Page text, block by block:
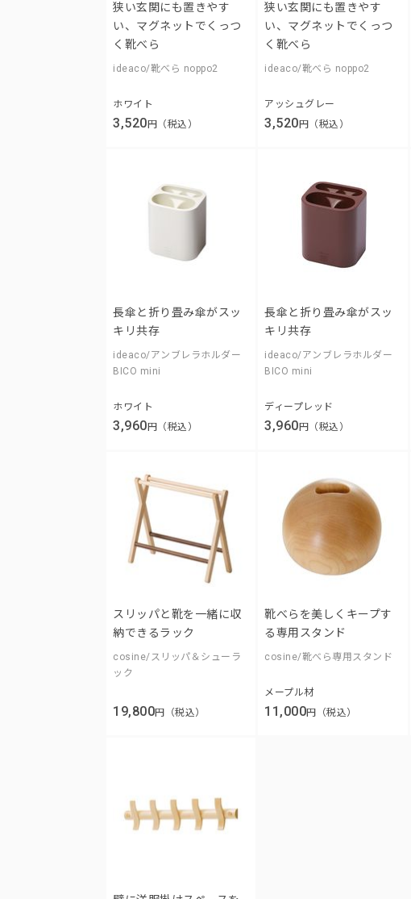
狭い玄関にも置きやす
い、マグネットでくっつ
く靴べら
ideaco/靴べら noppo2
ホワイト
3,520 円（税込）
狭い玄関にも置きやす
い、マグネットでくっつ
く靴べら
ideaco/靴べら noppo2
アッシュグレー
3,520 円（税込）
長傘と折り畳み傘がスッ
キリ共存
ideaco/アンブレラホルダー
BICO mini
ホワイト
3,960円（税込）
長傘と折り畳み傘がスッ
キリ共存
ideaco/アンブレラホルダー
BICO mini
ディープレッド
3,960円（税込）
スリッパと靴を一緒に収
納できるラック
cosine/スリッパ＆シューラ
ック
19,800円（税込）
靴べらを美しくキープす
る専用スタンド
cosine/靴べら専用スタンド
メープル材
11,000円（税込）